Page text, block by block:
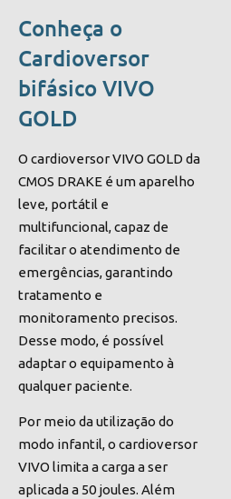
Conheça o
Cardioversor
bifásico VIVO
GOLD
O cardioversor VIVO GOLD da
CMOS DRAKE é um aparelho
leve, portátil e
multifuncional, capaz de
facilitar o atendimento de
emergências, garantindo
tratamento e
monitoramento precisos.
Desse modo, é possível
adaptar o equipamento à
qualquer paciente.
Por meio da utilização do
modo infantil, o cardioversor
VIVO limita a carga a ser
aplicada a 50 joules. Além